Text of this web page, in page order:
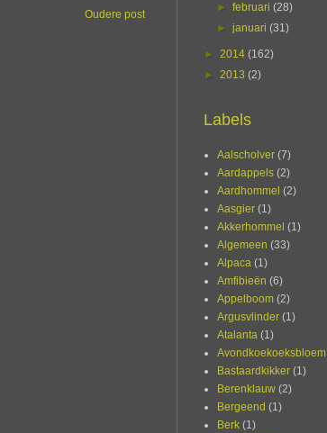
Oudere post
►februari(28)
►januari(31)
► 2014 (162)
► 2013 (2)
Labels
Aalscholver (7)
Aardappels (2)
Aardhommel (2)
Aasgier (1)
Akkerhommel (1)
Algemeen (33)
Alpaca (1)
Amfibieën (6)
Appelboom (2)
Argusvlinder (1)
Atalanta (1)
Avondkoekoeksbloem
Bastaardkikker (1)
Berenklauw (2)
Bergeend (1)
Berk (1)